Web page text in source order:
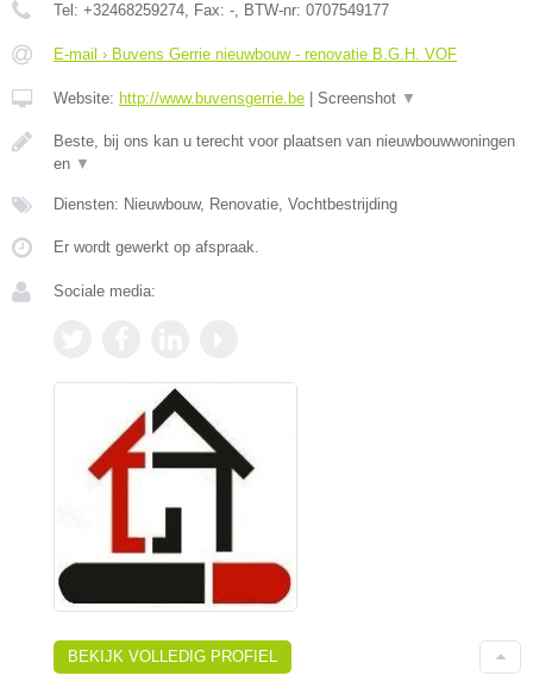
Tel: +32468259274, Fax: -, BTW-nr: 0707549177
E-mail › Buvens Gerrie nieuwbouw - renovatie B.G.H. VOF
Website: http://www.buvensgerrie.be Screenshot ▼
Beste, bij ons kan u terecht voor plaatsen van nieuwbouwwoningen
en ▼
Diensten: Nieuwbouw, Renovatie, Vochtbestrijding
Er wordt gewerkt op afspraak.
Sociale media:
BEKIJK VOLLEDIG PROFIEL